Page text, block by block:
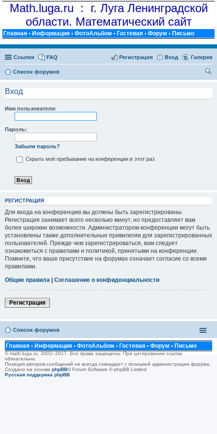
Math.luga.ru : г. Луга Ленинградской
области. Математический сайт
Главная • Информация • ФотоАльбом • Гостевая • Форум • Письмо
Ссылки Галерея
FAQ Вход
Регистрация
Список форумов
Вход
Имя пользователя:
Пароль:
Забыли пароль?
Скрыть моё пребывание на конференции в этот раз
РЕГИСТРАЦИЯ
Для входа на конференцию вы должны быть зарегистрированы.
Регистрация занимает всего несколько минут, но предоставляет вам
более широкие возможности. Администратором конференции могут быть
установлены также дополнительные привилегии для зарегистрированных
пользователей. Прежде чем зарегистрироваться, вам следует
ознакомиться с правилами и политикой, принятыми на конференции.
Помните, что ваше присутствие на форумах означает согласие со всеми
правилами.
Общие правила | Соглашение о конфиденциальности
Регистрация
Список форумов
Главная • Информация • ФотоАльбом • Гостевая • Форум • Письмо
© math.luga.ru, 2002–2017. Все права защищены. При цитировании ссылка
обязательна.
Позиция авторов сообщений не всегда совпадает с позицией администрации форума.
Создано на основе phpBB® Forum Software © phpBB Limited
Русская поддержка phpBB